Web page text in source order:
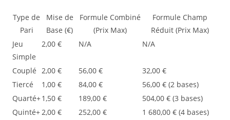
Type de
Pari
Mise de
Base (€)
Formule Combiné
(Prix Max)
Formule Champ
Réduit (Prix Max)
Jeu
Simple
2,00 € N/A N/A
Couplé 2,00 € 56,00 €
32,00 €
Tiercé
1,00 € 84,00 €
56,00 € (2 bases)
Quarté+1,50 € 189,00 €
504,00 € (3 bases)
Quinté+ 2,00 € 252,00 €
1 680,00 € (4 bases)